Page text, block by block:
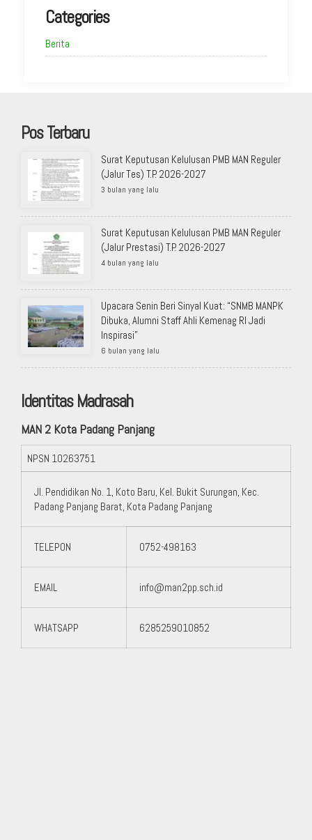
Categories
Berita
Pos Terbaru
Surat Keputusan Kelulusan PMB MAN Reguler
(Jalur Tes) T.P. 2026-2027
3 bulan yang lalu
Surat Keputusan Kelulusan PMB MAN Reguler
(Jalur Prestasi) T.P. 2026-2027
4 bulan yang lalu
Upacara Senin Beri Sinyal Kuat: “SNMB MANPK
Dibuka, Alumni Staff Ahli Kemenag RI Jadi
Inspirasi”
6 bulan yang lalu
Identitas Madrasah
MAN 2 Kota Padang Panjang
NPSN 10263751
Jl. Pendidikan No. 1, Koto Baru, Kel. Bukit Surungan, Kec.
Padang Panjang Barat, Kota Padang Panjang
TELEPON 0752-498163
EMAIL info@man2pp.sch.id
WHATSAPP 6285259010852